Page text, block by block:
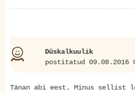
Düskalkuulik
postitatud 09.08.2016
Tänan abi eest. Minus sellist